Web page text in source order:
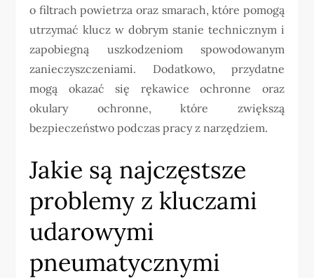
o filtrach powietrza oraz smarach, które pomogą
utrzymać klucz w dobrym stanie technicznym i
zapobiegną uszkodzeniom spowodowanym
zanieczyszczeniami. Dodatkowo, przydatne
mogą okazać się rękawice ochronne oraz
okulary ochronne, które zwiększą
bezpieczeństwo podczas pracy z narzędziem.
Jakie są najczęstsze
problemy z kluczami
udarowymi
pneumatycznymi